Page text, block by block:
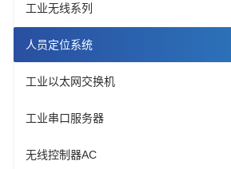
工业无线系列
人员定位系统
工业以太网交换机
工业串口服务器
无线控制器AC